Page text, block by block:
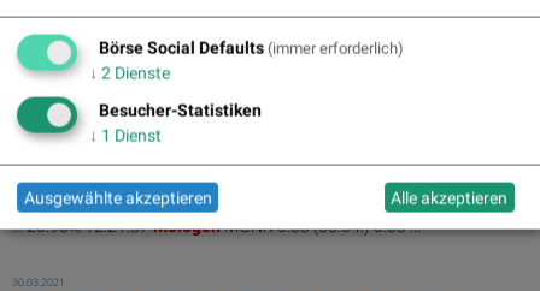
Mittags-Mover: UIAG, UBS, Mologen, Rocket Internet,
publity, Roche Holding , Noble Corp...
07.04.2021
Mittags-Mover: UBS, UIAG, Rocket Internet, Zurich
Insurance, Mologen, Roche Holding , N...
... 20.90% 12:21:37MologenMGNK 0.03 (06.04.) 0.03 ...
30.03.2021
Börse Social Defaults (immer erforderlich)
↓ 2 Dienste
Besucher-Statistiken
↓ 1 Dienst
Ausgewählte akzeptieren Alle akzeptieren